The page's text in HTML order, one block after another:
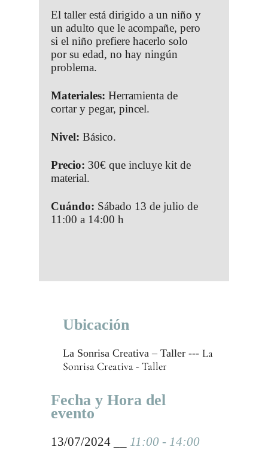
El taller está dirigido a un niño y
un adulto que le acompañe, pero
si el niño prefiere hacerlo solo
por su edad, no hay ningún
problema.
Materiales: Herramienta de
cortar y pegar, pincel.
Nivel: Básico.
Precio: 30€ que incluye kit de
material.
Cuándo: Sábado 13 de julio de
11:00 a 14:00 h
Ubicación
La Sonrisa Creativa – Taller --- La
Sonrisa Creativa - Taller
Fecha y Hora del
evento
13/07/2024 __ 11:00 - 14:00